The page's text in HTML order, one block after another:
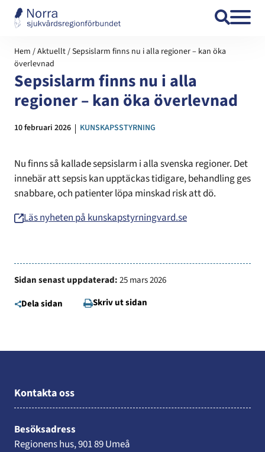
Hem /Aktuellt/Sepsislarm finns nu i alla regioner – kan öka
överlevnad
Sepsislarm finns nu i alla
regioner – kan öka överlevnad
Datum:
10 februari 2026 Kategori:
KUNSKAPSSTYRNING
Nu finns så kallade sepsislarm i alla svenska regioner. Det
innebär att sepsis kan upptäckas tidigare, behandling ges
snabbare, och patienter löpa minskad risk att dö.
Läs nyheten på kunskapstyrningvard.se
Sidan senast uppdaterad:25 mars 2026
Dela sidan
Skriv ut sidan
Kontakta oss
Besöksadress
Regionens hus, 901 89 Umeå